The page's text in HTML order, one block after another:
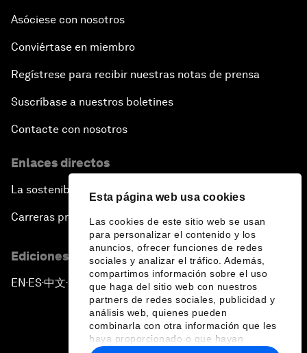
Esta página web usa cookies
Las cookies de este sitio web se usan
para personalizar el contenido y los
anuncios, ofrecer funciones de redes
sociales y analizar el tráfico. Además,
compartimos información sobre el uso
que haga del sitio web con nuestros
partners de redes sociales, publicidad y
análisis web, quienes pueden
combinarla con otra información que les
haya proporcionado o que hayan
Asóciese con nosotros
Conviértase en miembro
Regístrese para recibir nuestras notas de prensa
Suscríbase a nuestros boletines
Contacte con nosotros
Enlaces directos
La sostenibilidad en el Foro
Carreras profesionales
Ediciones en otros idiomas
EN ▪ES▪中文▪ 日本語